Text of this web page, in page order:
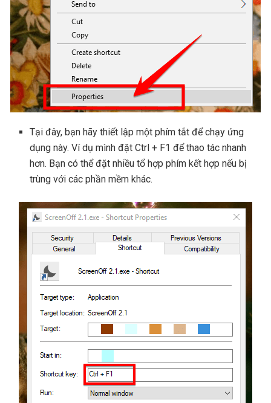
Tại đây, bạn hãy thiết lập một phím tắt để chạy ứng
dụng này. Ví dụ mình đặt Ctrl + F1 để thao tác nhanh
hơn. Bạn có thể đặt nhiều tổ hợp phím kết hợp nếu bị
trùng với các phần mềm khác.